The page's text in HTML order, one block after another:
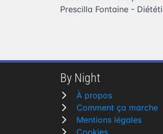
Prescilla Fontaine -
By Night
À propos
Comment ça marche
Mentions légales